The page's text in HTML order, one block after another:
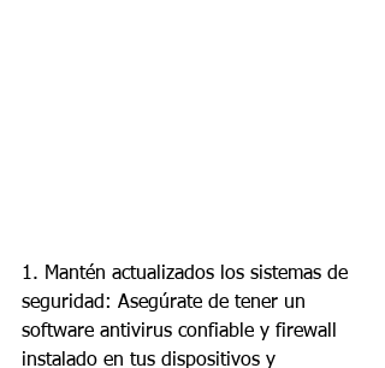
1. Mantén actualizados los sistemas de
seguridad: Asegúrate de tener un
software antivirus confiable y firewall
instalado en tus dispositivos y